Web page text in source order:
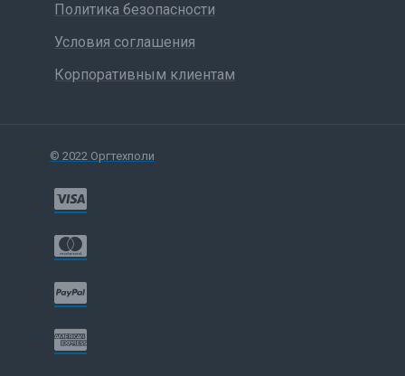
Политика безопасности
Условия соглашения
Корпоративным клиентам
© 2022 Оргтехполи